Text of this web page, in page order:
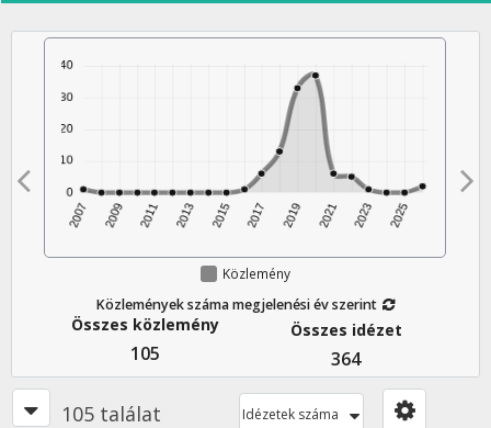
Közlemény
Közlemények száma megjelenési év szerint
Összes közlemény
105
Összes idézet
364
105 találat Idézetek száma